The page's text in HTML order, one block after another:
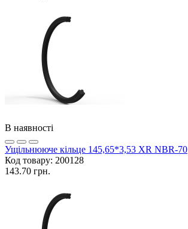
В наявності
Ущільнююче кільце 145,65*3,53 XR NBR-70
Код товару: 200128
143.70 грн.